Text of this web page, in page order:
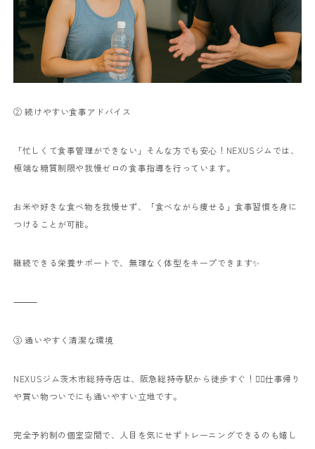
② 続けやすい食事アドバイス
「忙しくて食事管理ができない」 そんな方でも安心！ NEXUSジムでは、
極端な糖質制限や我慢ゼロの食事指導を行っています。
お米や好きな食べ物を我慢せず、
「食べながら痩せる」食事習慣を身に
つけることが可能。
継続できる栄養サポートで、無理なく体型をキープできます✨
⸻
③ 通いやすく清潔な環境
NEXUSジム茨木市総持寺店は、阪急総持寺駅から徒歩すぐ！🚶‍♀️仕事帰り
や買い物ついでにも通いやすい立地です。
完全予約制の個室空間で、人目を気にせずトレーニングできるのも嬉し